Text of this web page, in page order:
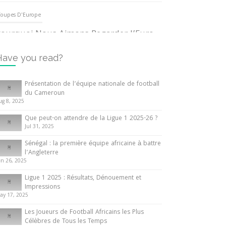
D'Europe
Nous Aimons Regarder l’Euro
June 2024
Internationales
ce que vous devez savoir sur la
d’Afrique des Nations
10 May 2024
Internationales
de l’équipe nationale de
football du Cameroun
2025
you read?
Présentation de l’équipe nationale de football
du Cameroun
8, 2025
Que peut-on attendre de la Ligue 1 2025-26 ?
Jul 31, 2025
Sénégal : la première équipe africaine à battre
l’Angleterre
26, 2025
Ligue 1 2025 : Résultats, Dénouement et
Impressions
17, 2025
Les Joueurs de Football Africains les Plus
Célèbres de Tous les Temps